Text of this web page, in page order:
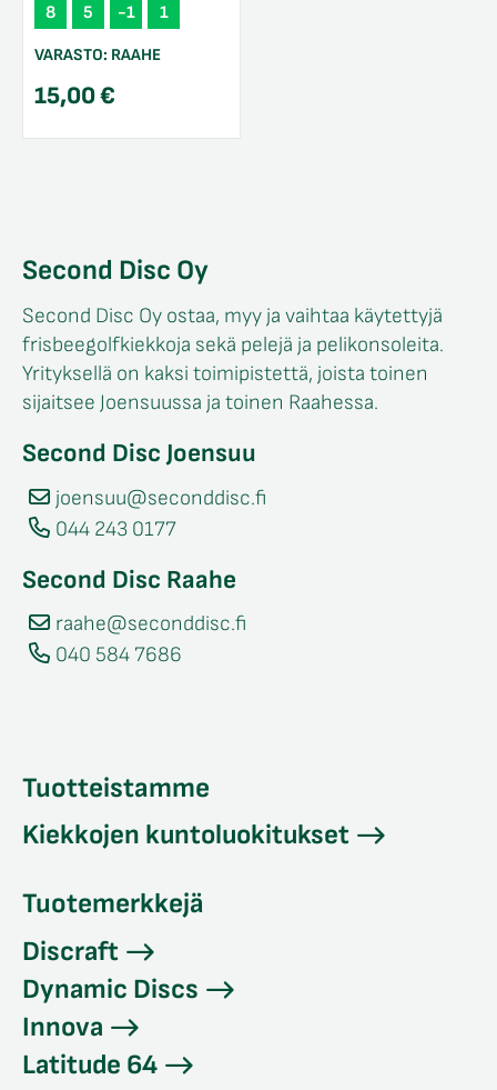
8 5 -1 1
VARASTO: RAAHE
15,00€
Second Disc Oy
Second Disc Oy ostaa, myy ja vaihtaa käytettyjä
frisbeegolfkiekkoja sekä pelejä ja pelikonsoleita.
Yrityksellä on kaksi toimipistettä, joista toinen
sijaitsee Joensuussa ja toinen Raahessa.
Second Disc Joensuu
joensuu@seconddisc.fi
044 243 0177
Second Disc Raahe
raahe@seconddisc.fi
040 584 7686
Tuotteistamme
Kiekkojen kuntoluokitukset
Tuotemerkkejä
Discraft
Dynamic Discs
Innova
Latitude 64